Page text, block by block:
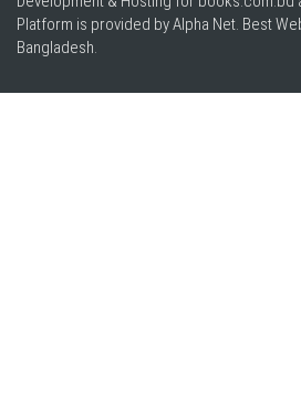
Platform is provided by Alpha Net. Best
Bangladesh.